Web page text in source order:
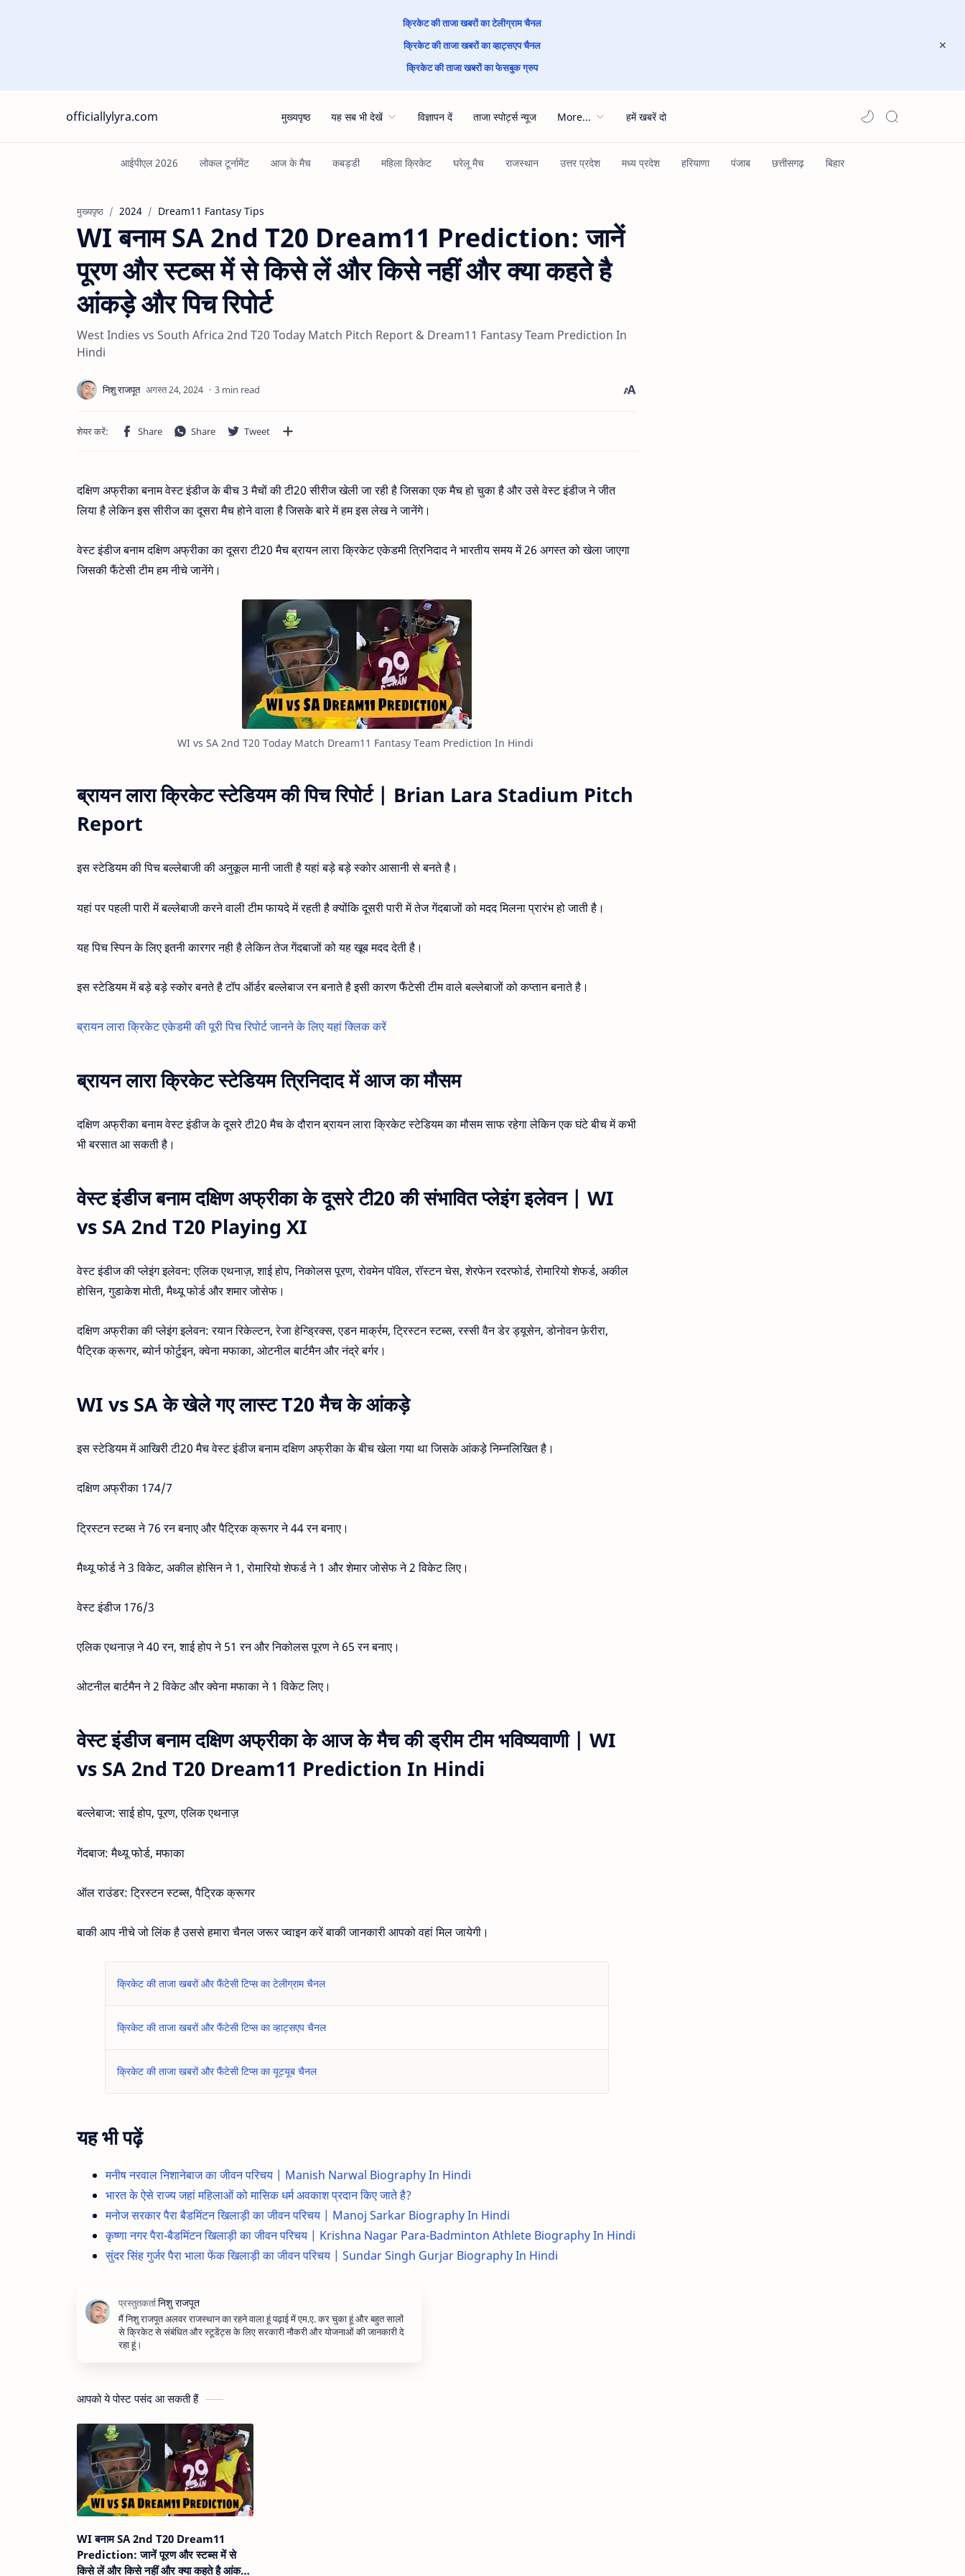
क्रिकेट की ताजा खबरों का टेलीग्राम चैनल
क्रिकेट की ताजा खबरों का व्हाट्सएप चैनल
क्रिकेट की ताजा खबरों का फेसबुक ग्रुप
officiallylyra.com मुख्यपृष्ठ यह सब भी देखें विज्ञापन दें ताजा स्पोर्ट्स न्यूज More... हमें खबरें दो
मुख्यपृष्ठ 2024 Dream11 Fantasy Tips
WI बनाम SA 2nd T20 Dream11 Prediction: जानें
पूरण और स्टब्स में से किसे लें और किसे नहीं और क्या कहते है
आंकड़े और पिच रिपोर्ट
West Indies vs South Africa 2nd T20 Today Match Pitch Report & Dream11 Fantasy Team Prediction In
Hindi
3 min read
दक्षिण अफ्रीका बनाम वेस्ट इंडीज के बीच 3 मैचों की टी20 सीरीज खेली जा रही है जिसका एक मैच हो चुका है और उसे वेस्ट इंडीज ने जीत
लिया है लेकिन इस सीरीज का दूसरा मैच होने वाला है जिसके बारे में हम इस लेख ने जानेंगे।
वेस्ट इंडीज बनाम दक्षिण अफ्रीका का दूसरा टी20 मैच ब्रायन लारा क्रिकेट एकेडमी त्रिनिदाद ने भारतीय समय में 26 अगस्त को खेला जाएगा
जिसकी फैंटेसी टीम हम नीचे जानेंगे।
WI vs SA 2nd T20 Today Match Dream11 Fantasy Team Prediction In Hindi
ब्रायन लारा क्रिकेट स्टेडियम की पिच रिपोर्ट | Brian Lara Stadium Pitch
Report
इस स्टेडियम की पिच बल्लेबाजी की अनुकूल मानी जाती है यहां बड़े बड़े स्कोर आसानी से बनते है।
यहां पर पहली पारी में बल्लेबाजी करने वाली टीम फायदे में रहती है क्योंकि दूसरी पारी में तेज गेंदबाजों को मदद मिलना प्रारंभ हो जाती है।
यह पिच स्पिन के लिए इतनी कारगर नही है लेकिन तेज गेंदबाजों को यह खूब मदद देती है।
इस स्टेडियम में बड़े बड़े स्कोर बनते है टॉप ऑर्डर बल्लेबाज रन बनाते है इसी कारण फैंटेसी टीम वाले बल्लेबाजों को कप्तान बनाते है।
ब्रायन लारा क्रिकेट एकेडमी की पूरी पिच रिपोर्ट जानने के लिए यहां क्लिक करें
ब्रायन लारा क्रिकेट स्टेडियम त्रिनिदाद में आज का मौसम
दक्षिण अफ्रीका बनाम वेस्ट इंडीज के दूसरे टी20 मैच के दौरान ब्रायन लारा क्रिकेट स्टेडियम का मौसम साफ रहेगा लेकिन एक घंटे बीच में कभी
भी बरसात आ सकती है।
वेस्ट इंडीज बनाम दक्षिण अफ्रीका के दूसरे टी20 की संभावित प्लेइंग इलेवन | WI
vs SA 2nd T20 Playing XI
वेस्ट इंडीज की प्लेइंग इलेवन: एलिक एथनाज़, शाई होप, निकोलस पूरण, रोवमेन पॉवेल, रॉस्टन चेस, शेरफेन रदरफोर्ड, रोमारियो शेफर्ड, अकील
होसिन, गुडाकेश मोती, मैथ्यू फोर्ड और शमार जोसेफ।
दक्षिण अफ्रीका की प्लेइंग इलेवन: रयान रिकेल्टन, रेजा हेन्ड्रिक्स, एडन मार्क्रम, ट्रिस्टन स्टब्स, रस्सी वैन डेर ड्यूसेन, डोनोवन फ़ेरीरा,
पैट्रिक क्रूगर, ब्योर्न फोर्टुइन, क्वेना मफाका, ओटनील बार्टमैन और नंद्रे बर्गर।
WI vs SA के खेले गए लास्ट T20 मैच के आंकड़े
इस स्टेडियम में आखिरी टी20 मैच वेस्ट इंडीज बनाम दक्षिण अफ्रीका के बीच खेला गया था जिसके आंकड़े निम्नलिखित है।
दक्षिण अफ्रीका 174/7
ट्रिस्टन स्टब्स ने 76 रन बनाए और पैट्रिक क्रूगर ने 44 रन बनाए।
मैथ्यू फोर्ड ने 3 विकेट, अकील होसिन ने 1, रोमारियो शेफर्ड ने 1 और शेमार जोसेफ ने 2 विकेट लिए।
वेस्ट इंडीज 176/3
एलिक एथनाज़ ने 40 रन, शाई होप ने 51 रन और निकोलस पूरण ने 65 रन बनाए।
ओटनील बार्टमैन ने 2 विकेट और क्वेना मफाका ने 1 विकेट लिए।
वेस्ट इंडीज बनाम दक्षिण अफ्रीका के आज के मैच की ड्रीम टीम भविष्यवाणी | WI
vs SA 2nd T20 Dream11 Prediction In Hindi
बल्लेबाज: साई होप, पूरण, एलिक एथनाज़
गेंदबाज: मैथ्यू फोर्ड, मफाका
ऑल राउंडर: ट्रिस्टन स्टब्स, पैट्रिक क्रूगर
बाकी आप नीचे जो लिंक है उससे हमारा चैनल जरूर ज्वाइन करें बाकी जानकारी आपको वहां मिल जायेगी।
क्रिकेट की ताजा खबरों और फैंटेसी टिप्स का टेलीग्राम चैनल
क्रिकेट की ताजा खबरों और फैंटेसी टिप्स का व्हाट्सएप चैनल
क्रिकेट की ताजा खबरों और फैंटेसी टिप्स का यूट्यूब चैनल
यह भी पढ़ें
मनीष नरवाल निशानेबाज का जीवन परिचय | Manish Narwal Biography In Hindi
भारत के ऐसे राज्य जहां महिलाओं को मासिक धर्म अवकाश प्रदान किए जाते है?
मनोज सरकार पैरा बैडमिंटन खिलाड़ी का जीवन परिचय | Manoj Sarkar Biography In Hindi
कृष्णा नगर पैरा-बैडमिंटन खिलाड़ी का जीवन परिचय | Krishna Nagar Para-Badminton Athlete Biography In Hindi
सुंदर सिंह गुर्जर पैरा भाला फेंक खिलाड़ी का जीवन परिचय | Sundar Singh Gurjar Biography In Hindi
मैं निशु राजपूत अलवर राजस्थान का रहने वाला हूं पढ़ाई में एम.ए. कर चुका हूं और बहुत सालों
से क्रिकेट से संबंधित और स्टूडेंट्स के लिए सरकारी नौकरी और योजनाओं की जानकारी दे
रहा हूं।
आपको ये पोस्ट पसंद आ सकती हैं
WI बनाम SA 2nd T20 Dream11
Prediction: जानें पूरण और स्टब्स में से
किसे लें और किसे नहीं और क्या कहते है आंकड़े